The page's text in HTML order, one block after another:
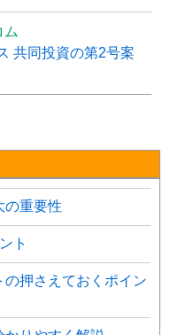
ム
共同投資の第2号案
の重要性
ト
押さえておくポイン